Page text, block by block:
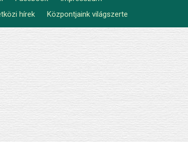
hírek Központjaink világszerte